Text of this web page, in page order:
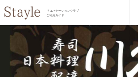
リロバケーションクラブ
ご利用ガイド